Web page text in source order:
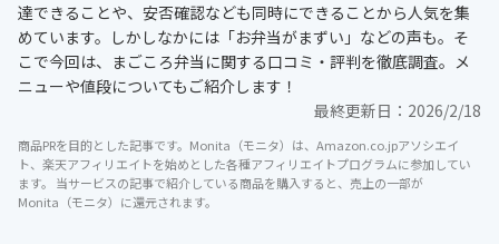
達できることや、安否確認なども同時にできることから人気を集
めています。しかしなかには「お弁当がまずい」などの声も。そ
こで今回は、まごころ弁当に関する口コミ・評判を徹底調査。メ
ニューや値段についてもご紹介します！
最終更新日： 2026/2/18
商品PRを目的とした記事です。Monita（モニタ）は、Amazon.co.jpアソシエイ
ト、楽天アフィリエイトを始めとした各種アフィリエイトプログラムに参加してい
ます。 当サービスの記事で紹介している商品を購入すると、売上の一部が
Monita（モニタ）に還元されます。